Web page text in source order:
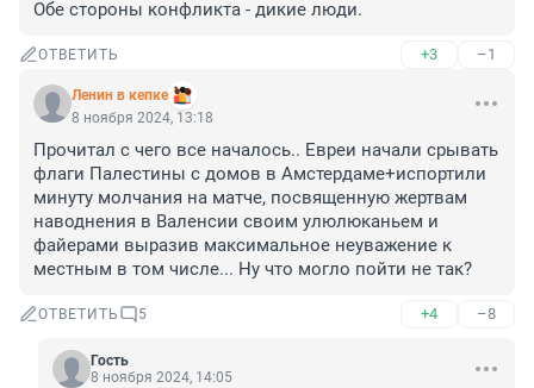
Обе стороны конфликта - дикие люди.
ОТВЕТИТЬ +3 –1
Ленин в кепке
8 ноября 2024, 13:18
Прочитал с чего все началось.. Евреи начали срывать
флаги Палестины с домов в Амстердаме+испортили
минуту молчания на матче, посвященную жертвам
наводнения в Валенсии своим улюлюканьем и
файерами выразив максимальное неуважение к
местным в том числе... Ну что могло пойти не так?
ОТВЕТИТЬ 5 +4 –8
Гость
8 ноября 2024, 14:05